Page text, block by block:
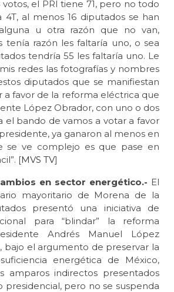
votos, el PRI tiene 71, pero no todo
al menos 16 diputados se han
u otra razón que no van,
tenía razón les faltaría uno, o sea
tendría 55 les faltaría uno. Le
redes las fotografías y nombres
diputados que se manifiestan
a favor de la reforma eléctrica que
López Obrador, con uno o dos
el bando de vamos a votar a favor
ya ganaron al menos en
se ve complejo es que pase en
[MVS TV]
en sector energético.- El
mayoritario de Morena de la
presentó una iniciativa de
para “blindar” la reforma
Andrés Manuel López
bajo el argumento de preservar la
energética de México,
amparos indirectos presentados
presidencial, pero no se suspenda